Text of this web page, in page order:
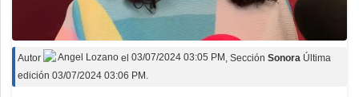
Autor Angel Lozano el 03/07/2024 03:05 PM , Sección Sonora Última
edición 03/07/2024 03:06 PM.